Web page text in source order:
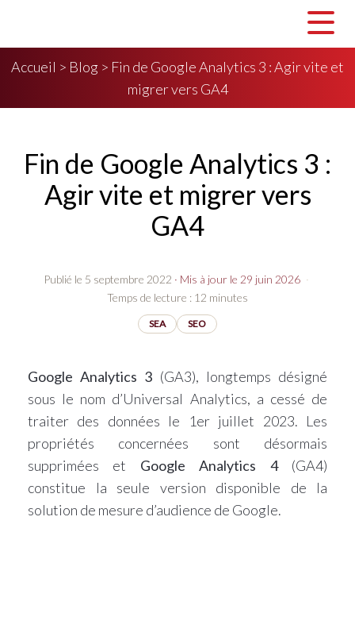
Accueil > Blog > Fin de Google Analytics 3 : Agir vite et
migrer vers GA4
Fin de Google Analytics 3 :
Agir vite et migrer vers
GA4
Publié le 5 septembre 2022 · Mis à jour le 29 juin 2026 ·
Temps de lecture : 12 minutes
SEA SEO
Google Analytics 3 (GA3), longtemps désigné
sous le nom d’Universal Analytics, a cessé de
traiter des données le 1er juillet 2023. Les
propriétés concernées sont désormais
supprimées et Google Analytics 4(GA4)
constitue la seule version disponible de la
solution de mesure d’audience de Google.